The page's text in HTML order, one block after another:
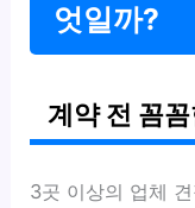
엇일까?
계약 전 꼼
3곳 이상의 업체